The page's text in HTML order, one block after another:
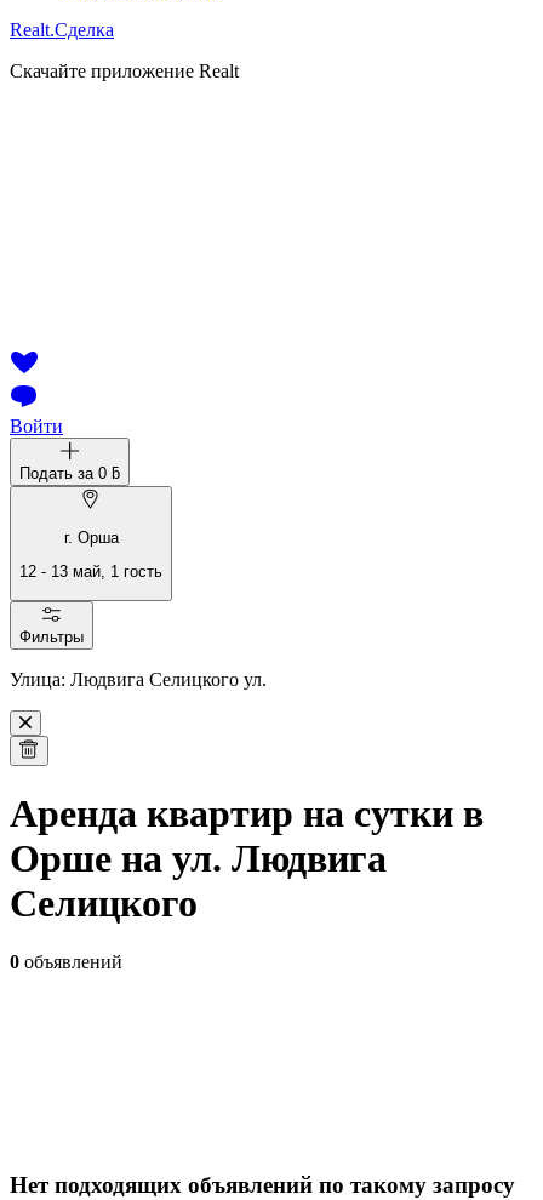
Realt.Сделка
Скачайте приложение Realt
Войти
Подать за 0 ƃ
г. Орша
12 - 13 май, 1 гость
Фильтры
Улица: Людвига Селицкого ул.
Аренда квартир на сутки в
Орше на ул. Людвига
Селицкого
0 объявлений
Нет подходящих объявлений по такому запросу